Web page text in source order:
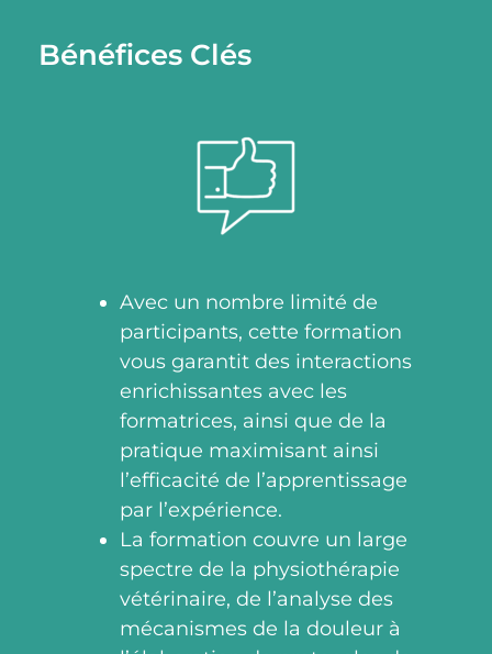
Bénéfices Clés
Avec un nombre limité de
participants, cette formation
vous garantit des interactions
enrichissantes avec les
formatrices, ainsi que de la
pratique maximisant ainsi
l’efficacité de l’apprentissage
par l’expérience.
La formation couvre un large
spectre de la physiothérapie
vétérinaire, de l’analyse des
mécanismes de la douleur à